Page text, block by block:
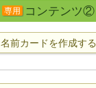
専用 コンテンツ②
名前カードを作成する